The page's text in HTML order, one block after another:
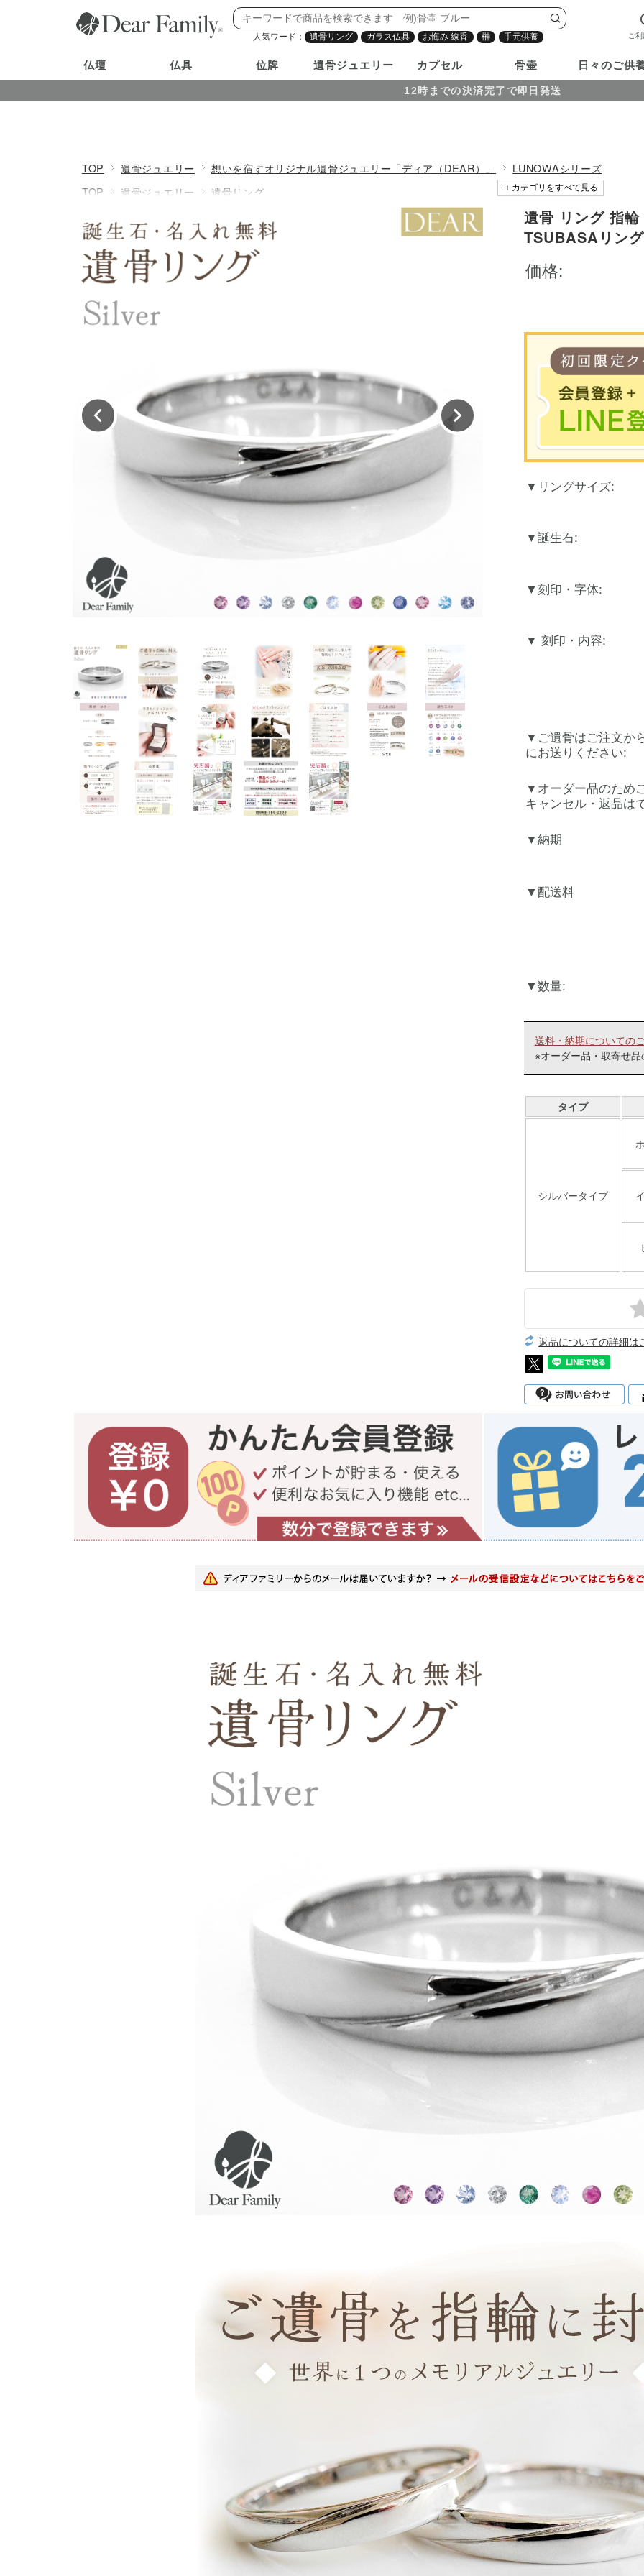
12時までの決済完了で即日発送
人気ワード： 遺骨リング ガラス仏具 お悔み 線香 榊 手元供養 ご
仏壇 仏具 位牌 遺骨ジュエリー カプセル 骨壷 日々のご供
TOP 遺骨ジュエリー 想いを宿すオリジナル遺骨ジュエリー「ディア（DEAR）」
LUNOWAシリーズ
TOP
遺骨ジュエリー
遺骨リング
＋カテゴリをすべて見る
遺骨 リング 指
TSUBASAリン
ダーメイド 名入
価格:
リングサイズ:
誕生石:
刻印・字体:
刻印・内容:
ご遺骨はご注文か
にお送りください:
オーダー品のため
キャンセル・返品は
納期
配送料
数量:
送料・納期についての
※オーダー品・取寄せ
タイプ
シルバータイプ
返品についての詳細は